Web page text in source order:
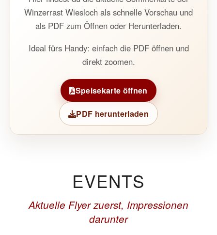
Winzerrast Wiesloch als schnelle Vorschau und
als PDF zum Öffnen oder Herunterladen.
Ideal fürs Handy: einfach die PDF öffnen und
direkt zoomen.
Speisekarte öffnen
PDF herunterladen
EVENTS
Aktuelle Flyer zuerst, Impressionen
darunter